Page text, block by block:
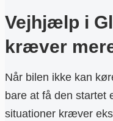
Vejhjælp i
kræver
Når bilen ikke kan
bare at få den startet
situationer kræver